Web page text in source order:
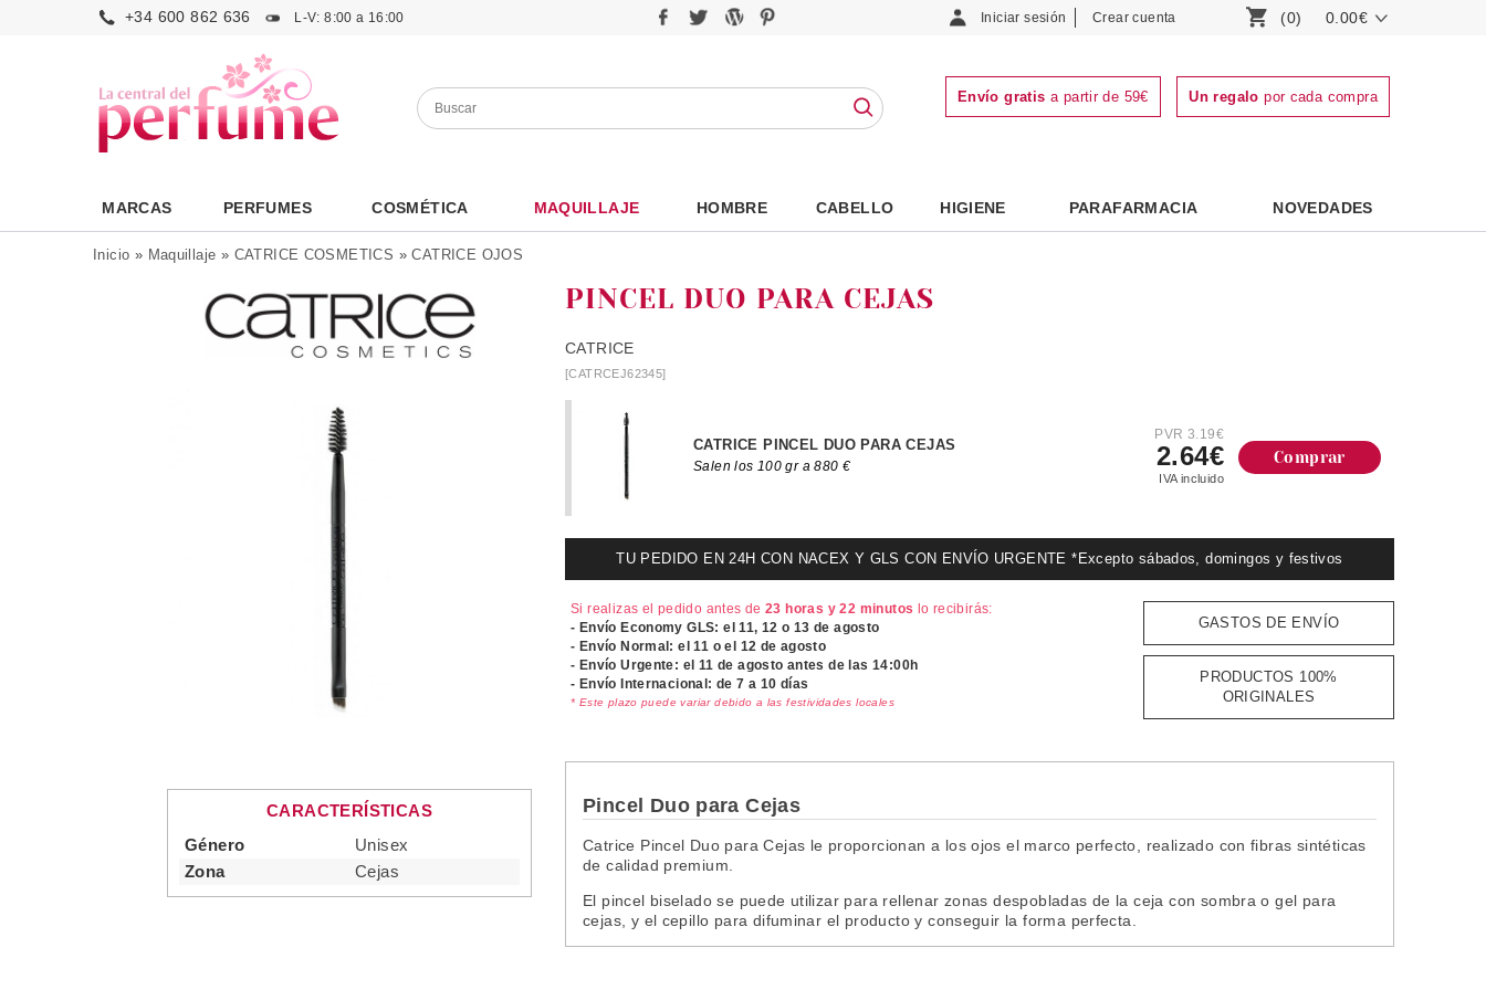
+34 600 862 636 L-V: 8:00 a 16:00 Iniciar sesión Crear cuenta (0) 0.00€
Envío gratis a partir de 59€ Un regalo por cada compra
MARCAS PERFUMES COSMÉTICA MAQUILLAJE HOMBRE CABELLO HIGIENE PARAFARMACIA NOVEDADES
Inicio » Maquillaje » CATRICE COSMETICS »CATRICE OJOS
CARACTERÍSTICAS
Género
Unisex
Zona
Cejas
PINCEL DUO PARA CEJAS
CATRICE
[CATRCEJ62345]
CATRICE PINCEL DUO PARA CEJAS
Salen los 100 gr a 880 €
PVR 3.19€
2.64€
IVA incluido
Comprar
TU PEDIDO EN 24H CON NACEX Y GLS CON ENVÍO URGENTE *Excepto sábados, domingos y festivos
Si realizas el pedido antes de23 horas y 22 minutos lo recibirás:
- Envío Economy GLS: el11, 12 o 13 de agosto
- Envío Normal: el11 o el 12 de agosto
- Envío Urgente: el 11 de agosto antes de las 14:00h
- Envío Internacional: de 7 a 10 días
* Este plazo puede variar debido a las festividades locales
GASTOS DE ENVÍO
PRODUCTOS 100%
ORIGINALES
Pincel Duo para Cejas
Catrice Pincel Duo para Cejas le proporcionan a los ojos el marco perfecto, realizado con fibras sintéticas
de calidad premium.
El pincel biselado se puede utilizar para rellenar zonas despobladas de la ceja con sombra o gel para
cejas, y el cepillo para difuminar el producto y conseguir la forma perfecta.